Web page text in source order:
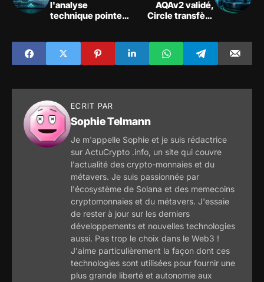
l'analyse
technique pointe
AQAv2 validé,
Circle transfère
HyperEVM
ECRIT PAR
Sophie Telmann
Je m'appelle Sophie et je suis rédactrice
sur ActuCrypto .info, un site qui couvre
l'actualité des crypto-monnaies et du
métavers. Je suis passionnée par
l'écosystème de Solana et des memecoins
cryptomonnaies et du métavers. J'essaie
de rester à jour sur les derniers
développements et nouvelles technologies
aussi. Pas trop le choix dans le Web3 !
J'aime particulièrement la façon dont ces
technologies sont utilisées pour fournir une
plus grande liberté et autonomie aux